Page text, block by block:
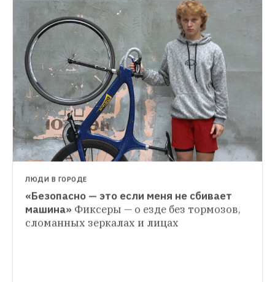
ЕСТЬ ВОПРОС
Зачем разгонять облака в хорошую погоду
На ноябрьские праздники делают это
ЛЮДИ В ГОРОДЕ
«Безопасно — это если меня не сбивает
машина» Фиксеры — о езде без тормозов,